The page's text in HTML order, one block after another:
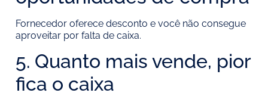
Fornecedor oferece desconto e você não consegue
aproveitar por falta de caixa.
5. Quanto mais vende, pior
fica o caixa